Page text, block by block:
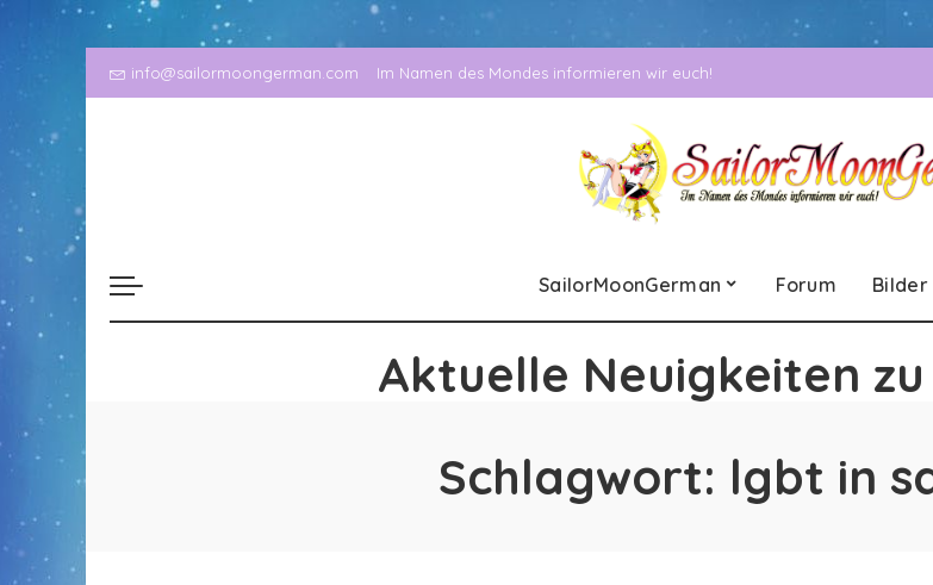
info@sailormoongerman.com Im Namen des Mondes informieren wir euch!
SailorMoonGerman Forum Bilder
Aktuelle Neuigkeiten
Schlagwort: lgbt in